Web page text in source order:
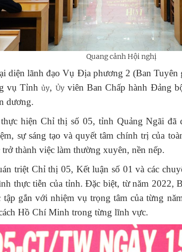
Quang cảnh Hội nghị
diện lãnh đạo Vụ Địa phương 2 (Ban Tuyên
vụ Tỉnhủy, Ủyviên Ban Chấp hành Đảng
dương.
hiện Chỉ thị số 05, tỉnh Quảng Ngãi đã
sự sáng tạo và quyết tâm chính trị của
thành việc làm thường xuyên, nền nếp.
triệt Chỉ thị 05, Kết luận số 01 và các
thực tiễn của tỉnh. Đặc biệt, từ năm 2022,
tập gắn với nhiệm vụ trọng tâm của từng
Hồ Chí Minh trong từng lĩnh vực.